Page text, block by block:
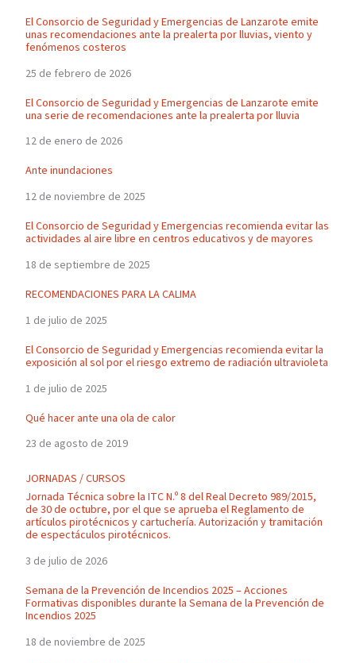
El Consorcio de Seguridad y Emergencias de Lanzarote emite
unas recomendaciones ante la prealerta por lluvias, viento y
fenómenos costeros
25 de febrero de 2026
El Consorcio de Seguridad y Emergencias de Lanzarote emite
una serie de recomendaciones ante la prealerta por lluvia
12 de enero de 2026
Ante inundaciones
12 de noviembre de 2025
El Consorcio de Seguridad y Emergencias recomienda evitar las
actividades al aire libre en centros educativos y de mayores
18 de septiembre de 2025
RECOMENDACIONES PARA LA CALIMA
1 de julio de 2025
El Consorcio de Seguridad y Emergencias recomienda evitar la
exposición al sol por el riesgo extremo de radiación ultravioleta
1 de julio de 2025
Qué hacer ante una ola de calor
23 de agosto de 2019
JORNADAS / CURSOS
Jornada Técnica sobre la ITC N.º 8 del Real Decreto 989/2015,
de 30 de octubre, por el que se aprueba el Reglamento de
artículos pirotécnicos y cartuchería. Autorización y tramitación
de espectáculos pirotécnicos.
3 de julio de 2026
Semana de la Prevención de Incendios 2025 – Acciones
Formativas disponibles durante la Semana de la Prevención de
Incendios 2025
18 de noviembre de 2025